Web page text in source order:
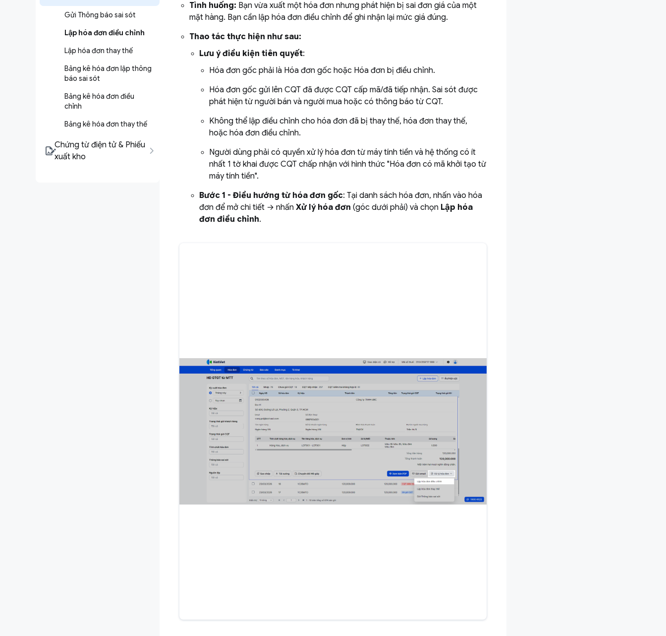
Gửi Thông báo sai sót
Lập hóa đơn điều chỉnh
Lập hóa đơn thay thế
Bảng kê hóa đơn lập thông
báo sai sót
Bảng kê hóa đơn điều
chỉnh
Bảng kê hóa đơn thay thế
Chứng từ điện tử & Phiếu
xuất kho
Tình huống: Bạn vừa xuất một hóa đơn nhưng phát hiện bị sai đơn giá của một
mặt hàng. Bạn cần lập hóa đơn điều chỉnh để ghi nhận lại mức giá đúng.
Thao tác thực hiện như sau:
Lưu ý điều kiện tiên quyết:
Hóa đơn gốc phải là Hóa đơn gốc hoặc Hóa đơn bị điều chỉnh.
Hóa đơn gốc gửi lên CQT đã được CQT cấp mã/đã tiếp nhận. Sai sót được
phát hiện từ người bán và người mua hoặc có thông báo từ CQT.
Không thể lập điều chỉnh cho hóa đơn đã bị thay thế, hóa đơn thay thế,
hoặc hóa đơn điều chỉnh.
Người dùng phải có quyền xử lý hóa đơn từ máy tính tiền và hệ thống có ít
nhất 1 tờ khai được CQT chấp nhận với hình thức "Hóa đơn có mã khởi tạo từ
máy tính tiền".
Bước 1 - Điều hướng từ hóa đơn gốc: Tại danh sách hóa đơn, nhấn vào hóa
đơn để mở chi tiết → nhấn Xử lý hóa đơn (góc dưới phải) và chọn Lập hóa
đơn điều chỉnh.